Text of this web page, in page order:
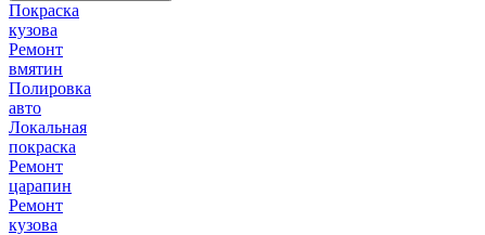
Покраска
кузова
Ремонт
вмятин
Полировка
авто
Локальная
покраска
Ремонт
царапин
Ремонт
кузова